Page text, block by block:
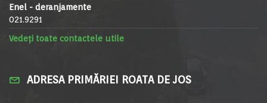
Enel - deranjamente
021.9291
Vedeți toate contactele utile
ADRESA PRIMĂRIEI ROATA DE JOS